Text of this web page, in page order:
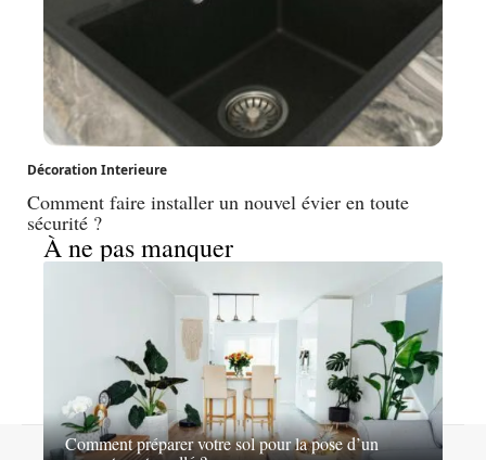
Décoration Interieure
Comment faire installer un nouvel évier en toute
sécurité ?
À ne pas manquer
Comment préparer votre sol pour la pose d’un
Contact Mentions légales Sitemap